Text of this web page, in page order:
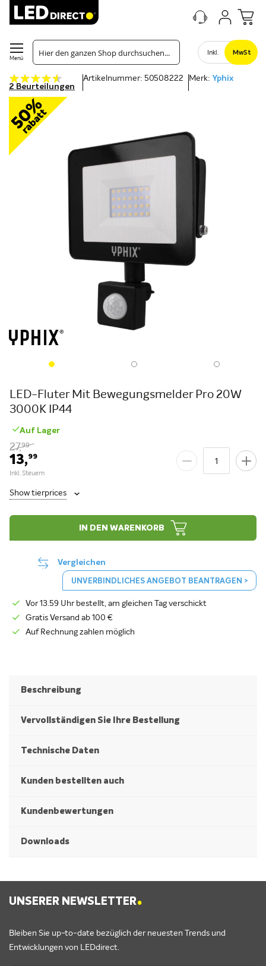
Menü
Inkl. MwSt
Bewertung:
87
% of100
2 Beurteilungen
Artikelnummer: 50508222 Merk: Yphix
LED-Fluter Mit Bewegungsmelder Pro 20W
3000K IP44
Auf Lager
13,99
27,99
Show tierprices
IN DEN WARENKORB
Vergleichen
UNVERBINDLICHES ANGEBOT BEANTRAGEN >
Vor 13.59 Uhr bestellt, am gleichen Tag verschickt
Gratis Versand ab 100 €
Auf Rechnung zahlen möglich
Beschreibung
Vervollständigen Sie Ihre Bestellung
Technische Daten
Kunden bestellten auch
Kundenbewertungen
Downloads
UNSERER NEWSLETTER.
Bleiben Sie up-to-date bezüglich der neuesten Trends und
Entwicklungen von LEDdirect.